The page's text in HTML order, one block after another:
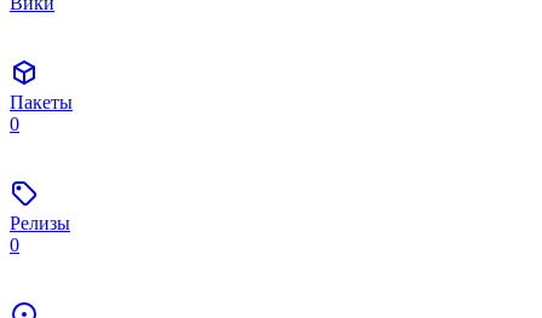
Пакеты
0
Релизы
0